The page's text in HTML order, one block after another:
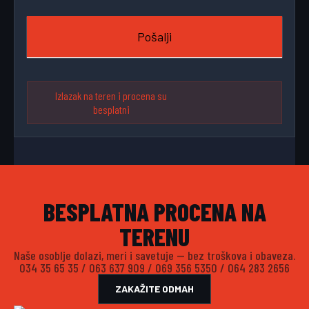
Pošalji
Izlazak na teren i procena su
besplatni
BESPLATNA PROCENA NA
TERENU
Naše osoblje dolazi, meri i savetuje — bez troškova i obaveza.
034 35 65 35 / 063 637 909 / 069 356 5350 / 064 283 2656
ZAKAŽITE ODMAH